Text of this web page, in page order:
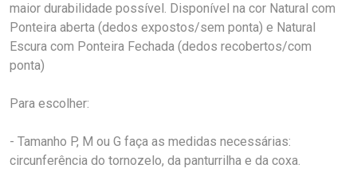
maior durabilidade possível. Disponível na cor Natural com
Ponteira aberta (dedos expostos/sem ponta) e Natural
Escura com Ponteira Fechada (dedos recobertos/com
ponta)
Para escolher:
- Tamanho P, M ou G faça as medidas necessárias:
circunferência do tornozelo, da panturrilha e da coxa.